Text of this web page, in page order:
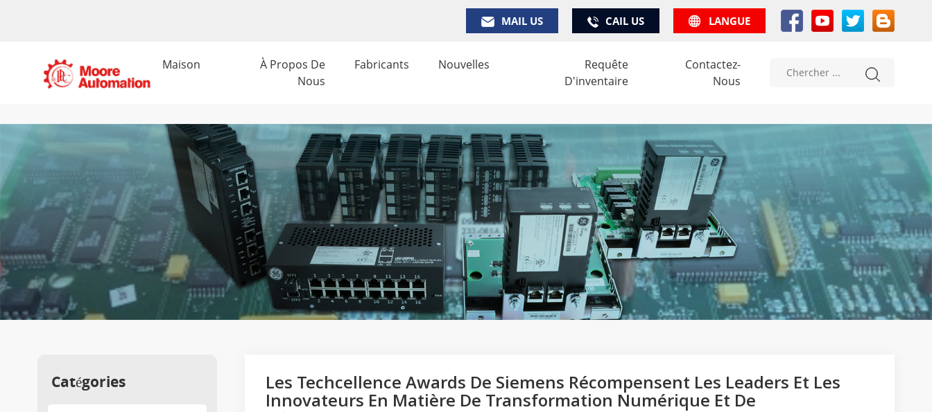
MAIL US CAIL US LANGUE
Maison
À Propos De
Nous
Fabricants Nouvelles
Requête
D'inventaire
Contactez-
Nous
Catégories
Les Techcellence Awards De Siemens Récompensent Les Leaders Et Les
Innovateurs En Matière De Transformation Numérique Et De